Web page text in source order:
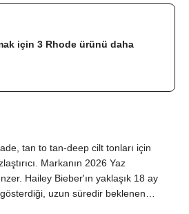
için 3 Rhode ürünü daha
tan to tan-deep cilt tonları için
Markanın 2026 Yaz
Hailey Bieber'ın yaklaşık 18 ay
uzun süredir beklenen